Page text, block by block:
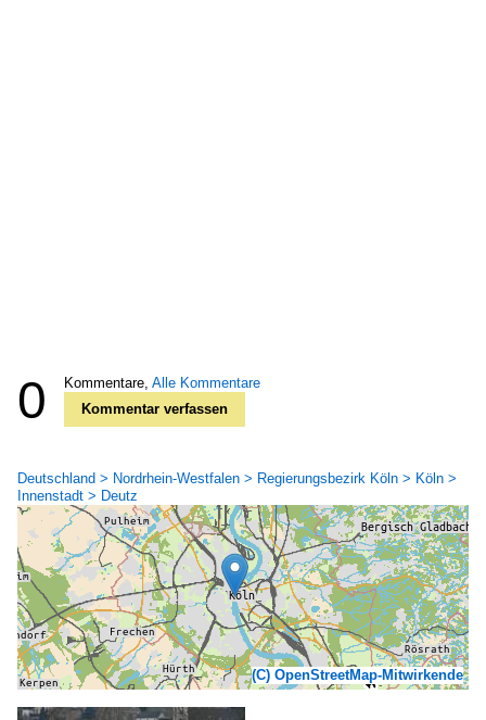
0 Kommentare, Alle Kommentare
Kommentar verfassen
Deutschland > Nordrhein-Westfalen > Regierungsbezirk Köln > Köln >
Innenstadt > Deutz
(C) OpenStreetMap-Mitwirkende